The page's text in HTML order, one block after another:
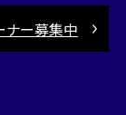
ナー募集中